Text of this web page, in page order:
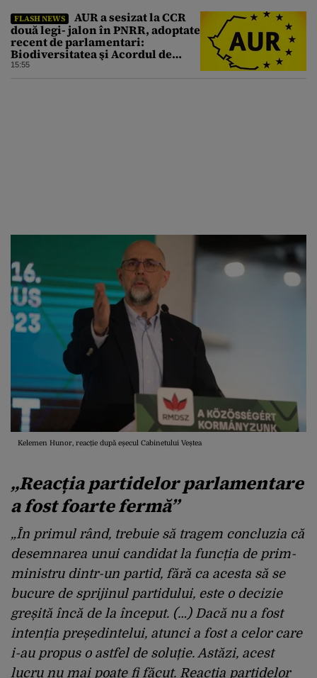
FLASH NEWS
AUR a sesizat la CCR
două legi- jalon în PNRR, adoptate
recent de parlamentari:
Biodiversitatea şi Acordul de
împrumut cu BIRD
15:55
Kelemen Hunor, reacție după eșecul Cabinetului Veștea
„Reacția partidelor parlamentare
a fost foarte fermă”
„În primul rând, trebuie să tragem concluzia că
desemnarea unui candidat la funcția de prim-
ministru dintr-un partid, fără ca acesta să se
bucure de sprijinul partidului, este o decizie
greșită încă de la început. (…) Dacă nu a fost
intenția președintelui, atunci a fost a celor care
i-au propus o astfel de soluție. Astăzi, acest
lucru nu mai poate fi făcut. Reacția partidelor